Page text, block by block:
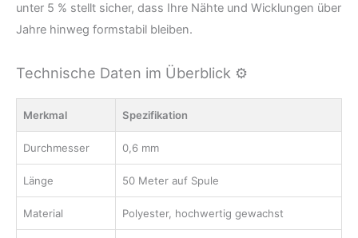
unter 5 % stellt sicher, dass Ihre Nähte und Wicklungen über
Jahre hinweg formstabil bleiben.
Technische Daten im Überblick ⚙️
Merkmal Spezifikation
Durchmesser 0,6 mm
Länge 50 Meter auf Spule
Material Polyester, hochwertig gewachst